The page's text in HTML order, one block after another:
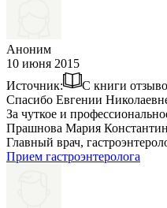
Аноним
10 июня 2015
Источник:
С книги
Спасибо Евгении
За чуткое и
Прашнова Мария
Главный врач,
Прием гастроэнтеролога